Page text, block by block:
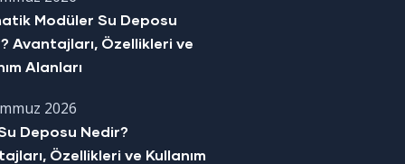
Modüler Su Deposu
Avantajları, Özellikleri ve
Alanları
2026
Deposu Nedir?
Özellikleri ve Kullanım